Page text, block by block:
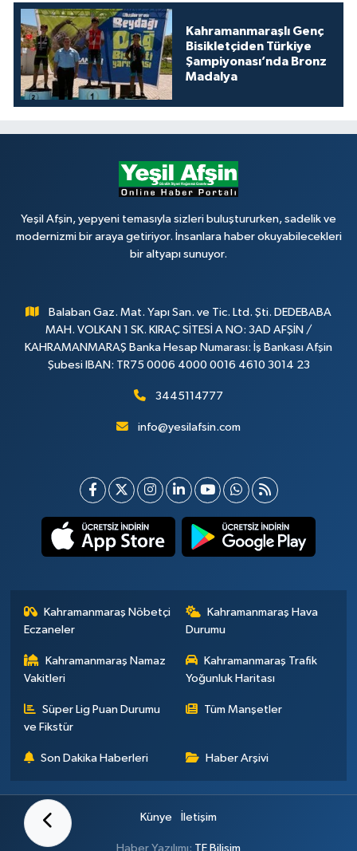
Kahramanmaraşlı Genç
Bisikletçiden Türkiye
Şampiyonası’nda Bronz
Madalya
Yeşil Afşin, yepyeni temasıyla sizleri buluştururken, sadelik ve
modernizmi bir araya getiriyor. İnsanlara haber okuyabilecekleri
bir altyapı sunuyor.
Balaban Gaz. Mat. Yapı San. ve Tic. Ltd. Şti. DEDEBABA
MAH. VOLKAN 1 SK. KIRAÇ SİTESİ A NO: 3AD AFŞİN /
KAHRAMANMARAŞ Banka Hesap Numarası: İş Bankası Afşin
Şubesi IBAN: TR75 0006 4000 0016 4610 3014 23
3445114777
info@yesilafsin.com
Kahramanmaraş Nöbetçi
Eczaneler
Kahramanmaraş Hava
Durumu
Kahramanmaraş Namaz
Vakitleri
Kahramanmaraş Trafik
Yoğunluk Haritası
Süper Lig Puan Durumu
ve Fikstür
Tüm Manşetler
Son Dakika Haberleri Haber Arşivi
Künye İletişim
Haber Yazılımı: TE Bilişim